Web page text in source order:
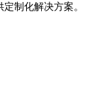
制化解决方案。